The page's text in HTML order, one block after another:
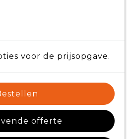
voor de prijsopgave.
offerte